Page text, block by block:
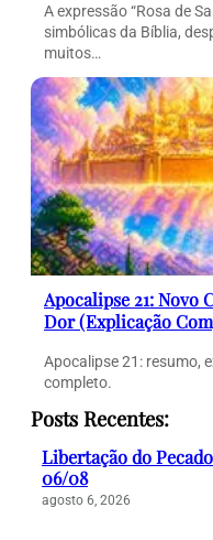
A expressão “Rosa de
simbólicas da Bíblia,
muitos…
Apocalipse 21: Novo
Dor (Explicação
Apocalipse 21: resumo,
completo.
Posts Recentes:
Libertação do
06/08
agosto 6, 2026